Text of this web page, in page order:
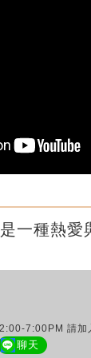
是一種熱愛
7:00PM 請
聊天